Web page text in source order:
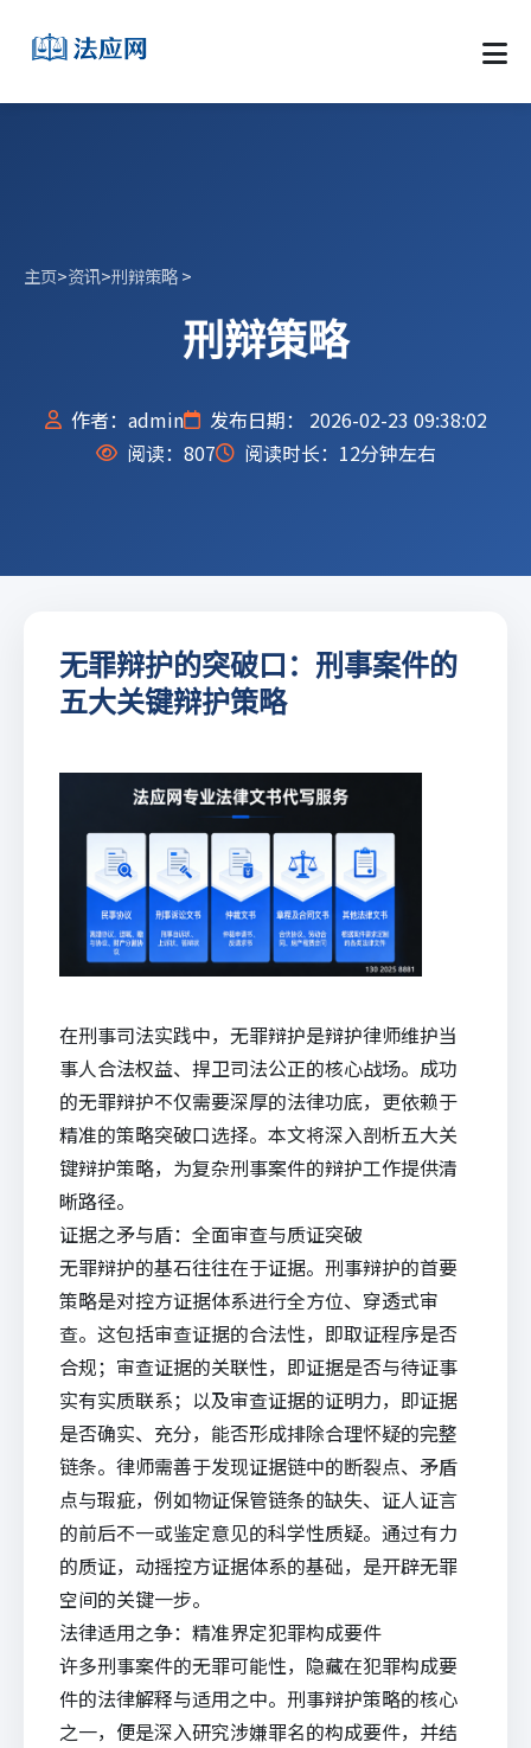
主页>资讯>刑辩策略>
刑辩策略
作者：admin
发布日期： 2026-02-23 09:38:02
阅读： 807 阅读时长：12分钟左右
无罪辩护的突破口：刑事案件的
五大关键辩护策略
在刑事司法实践中，无罪辩护是辩护律师维护当
事人合法权益、捍卫司法公正的核心战场。成功
的无罪辩护不仅需要深厚的法律功底，更依赖于
精准的策略突破口选择。本文将深入剖析五大关
键辩护策略，为复杂刑事案件的辩护工作提供清
晰路径。
证据之矛与盾：全面审查与质证突破
无罪辩护的基石往往在于证据。刑事辩护的首要
策略是对控方证据体系进行全方位、穿透式审
查。这包括审查证据的合法性，即取证程序是否
合规；审查证据的关联性，即证据是否与待证事
实有实质联系；以及审查证据的证明力，即证据
是否确实、充分，能否形成排除合理怀疑的完整
链条。律师需善于发现证据链中的断裂点、矛盾
点与瑕疵，例如物证保管链条的缺失、证人证言
的前后不一或鉴定意见的科学性质疑。通过有力
的质证，动摇控方证据体系的基础，是开辟无罪
空间的关键一步。
法律适用之争：精准界定犯罪构成要件
许多刑事案件的无罪可能性，隐藏在犯罪构成要
件的法律解释与适用之中。刑事辩护策略的核心
之一，便是深入研究涉嫌罪名的构成要件，并结